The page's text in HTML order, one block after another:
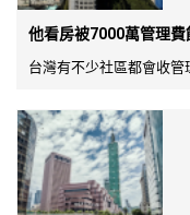
他看房被7000萬管理
台灣有不少社區都會收